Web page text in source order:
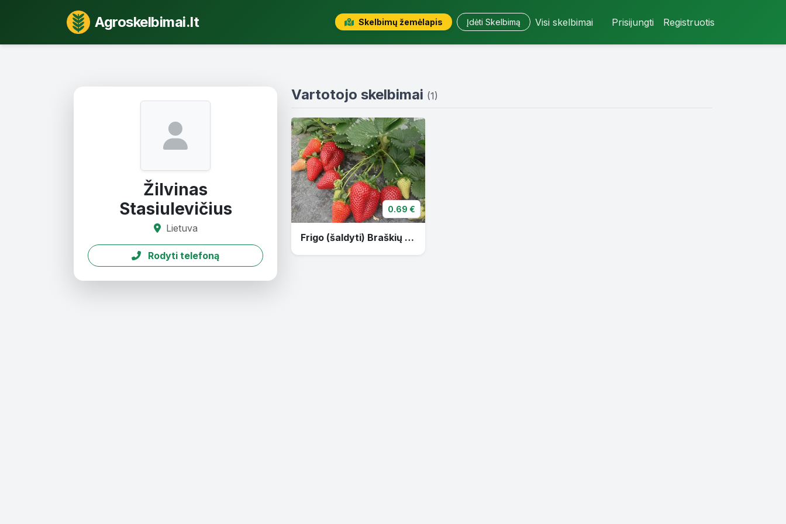
Agroskelbimai.lt Skelbimų žemėlapis Įdėti Skelbimą Visi skelbimai Prisijungti Registruotis
Žilvinas
Stasiulevičius
Lietuva
Rodyti telefoną
Vartotojo skelbimai (1)
0.69 €
Frigo (šaldyti) Braškių Daigai ir Smidrai Olandija